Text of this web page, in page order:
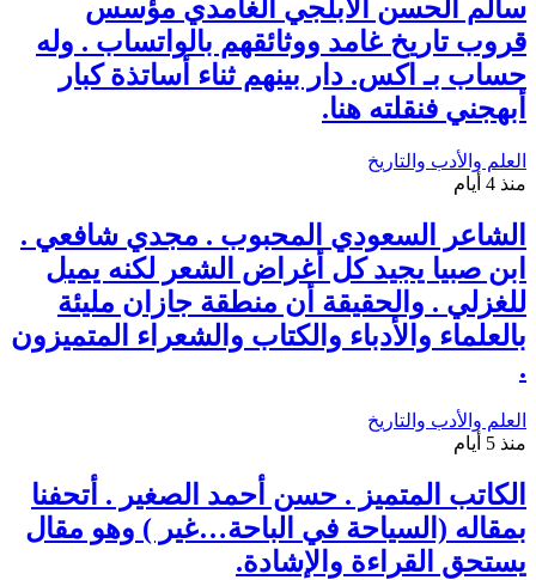
سالم الحسن الأبلجي الغامدي مؤسس
قروب تاريخ غامد ووثائقهم بالواتساب . وله
حساب بـ اكس. دار بينهم ثناء أساتذة كبار
أبهجني فنقلته هنا.
العلم والأدب والتاريخ
منذ 4 أيام
الشاعر السعودي المحبوب . مجدي شافعي .
ابن صبيا يجيد كل أغراض الشعر لكنه يميل
للغزلي . والحقيقة أن منطقة جازان مليئة
بالعلماء والأدباء والكتاب والشعراء المتميزون
.
العلم والأدب والتاريخ
منذ 5 أيام
الكاتب المتميز . حسن أحمد الصغير . أتحفنا
بمقاله (السياحة في الباحة…غير ) وهو مقال
يستحق القراءة والإشادة.